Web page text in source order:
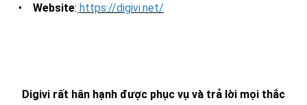
• Website: https://digivi.net/
Digivi rất hân hạnh được phục vụ và trả lời mọi thắc